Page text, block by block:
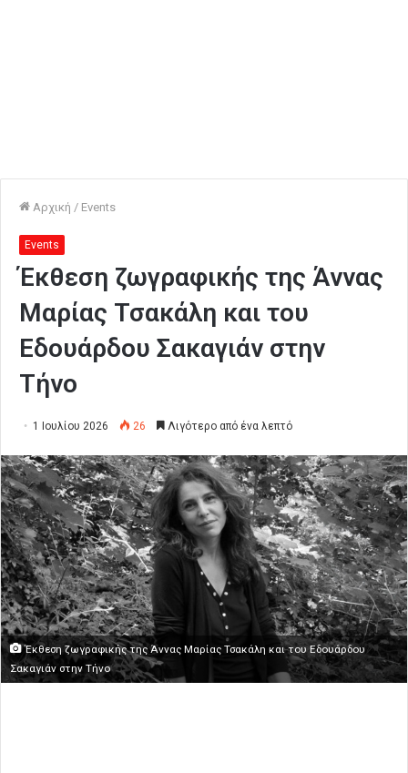
Αρχική / Events
Events
Έκθεση ζωγραφικής της Άννας
Μαρίας Τσακάλη και του
Εδουάρδου Σακαγιάν στην
Τήνο
1 Ιουλίου 2026 26 Λιγότερο από ένα λεπτό
Έκθεση ζωγραφικής της Άννας Μαρίας Τσακάλη και του Εδουάρδου
Σακαγιάν στην Τήνο